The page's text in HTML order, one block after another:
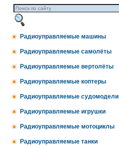
Радиоуправляемые машины
Радиоуправляемые самолёты
Радиоуправляемые вертолёты
Радиоуправляемые коптеры
Радиоуправляемые судомодели
Радиоуправляемые игрушки
Радиоуправляемые мотоциклы
Радиоуправляемые танки